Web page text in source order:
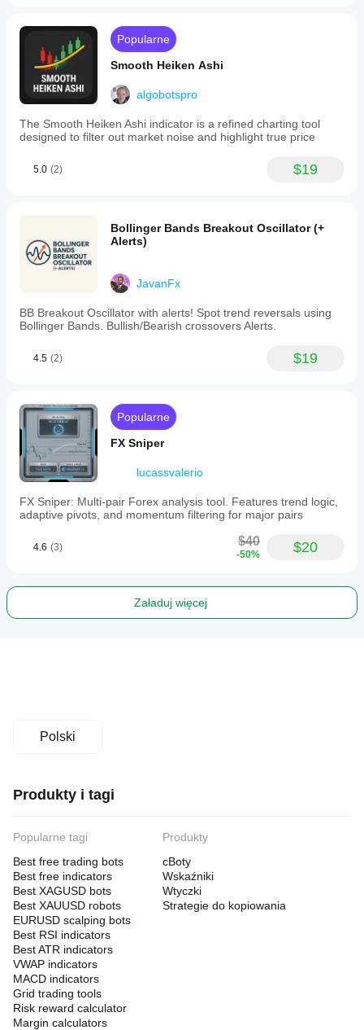
Popularne
Smooth Heiken Ashi
algobotspro
The Smooth Heiken Ashi indicator is a refined charting tool
designed to filter out market noise and highlight true price
5.0 (2) $19
Bollinger Bands Breakout Oscillator (+
Alerts)
JavanFx
BB Breakout Oscillator with alerts! Spot trend reversals using
Bollinger Bands. Bullish/Bearish crossovers Alerts.
4.5 (2) $19
Popularne
FX Sniper
lucassvalerio
FX Sniper: Multi-pair Forex analysis tool. Features trend logic,
adaptive pivots, and momentum filtering for major pairs
4.6 (3) $40
-50% $20
Załaduj więcej
Polski
Produkty i tagi
Popularne tagi
Best free trading bots
Best free indicators
Best XAGUSD bots
Best XAUUSD robots
EURUSD scalping bots
Best RSI indicators
Best ATR indicators
VWAP indicators
MACD indicators
Grid trading tools
Risk reward calculator
Margin calculators
Produkty
cBoty
Wskaźniki
Wtyczki
Strategie do kopiowania